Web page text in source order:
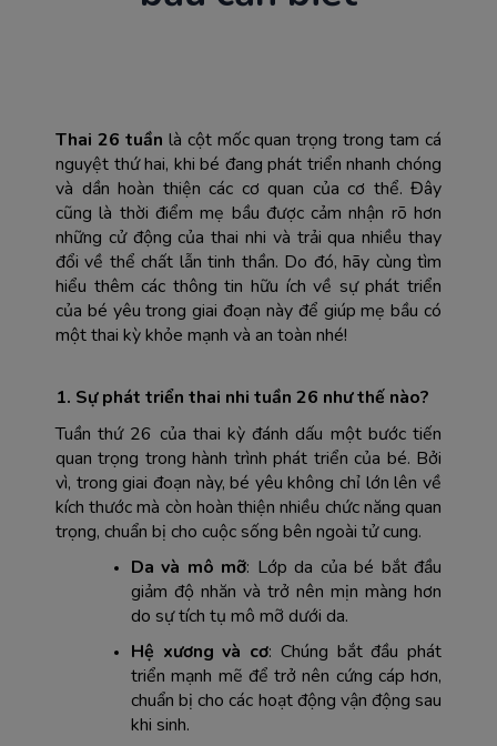
Thai 26 tuần là cột mốc quan trọng trong tam cá
nguyệt thứ hai, khi bé đang phát triển nhanh chóng
và dần hoàn thiện các cơ quan của cơ thể. Đây
cũng là thời điểm mẹ bầu được cảm nhận rõ hơn
những cử động của thai nhi và trải qua nhiều thay
đổi về thể chất lẫn tinh thần. Do đó, hãy cùng tìm
hiểu thêm các thông tin hữu ích về sự phát triển
của bé yêu trong giai đoạn này để giúp mẹ bầu có
một thai kỳ khỏe mạnh và an toàn nhé!
1. Sự phát triển thai nhi tuần 26 như thế nào?
Tuần thứ 26 của thai kỳ đánh dấu một bước tiến
quan trọng trong hành trình phát triển của bé. Bởi
vì, trong giai đoạn này, bé yêu không chỉ lớn lên về
kích thước mà còn hoàn thiện nhiều chức năng quan
trọng, chuẩn bị cho cuộc sống bên ngoài tử cung.
Da và mô mỡ: Lớp da của bé bắt đầu
giảm độ nhăn và trở nên mịn màng hơn
do sự tích tụ mô mỡ dưới da.
Hệ xương và cơ: Chúng bắt đầu phát
triển mạnh mẽ để trở nên cứng cáp hơn,
chuẩn bị cho các hoạt động vận động sau
khi sinh.